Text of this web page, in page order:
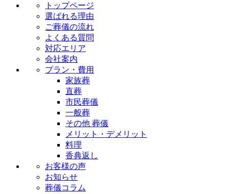
トップページ
選ばれる理由
ご葬儀の流れ
よくある質問
対応エリア
会社案内
プラン・費用
家族葬
直葬
市民葬儀
一般葬
その他 葬儀
メリット・デメリット
料理
香典返し
お客様の声
お知らせ
葬儀コラム